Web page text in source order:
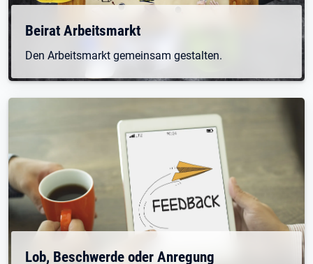
Beirat Arbeitsmarkt
Den Arbeitsmarkt gemeinsam gestalten.
Lob, Beschwerde oder Anregung